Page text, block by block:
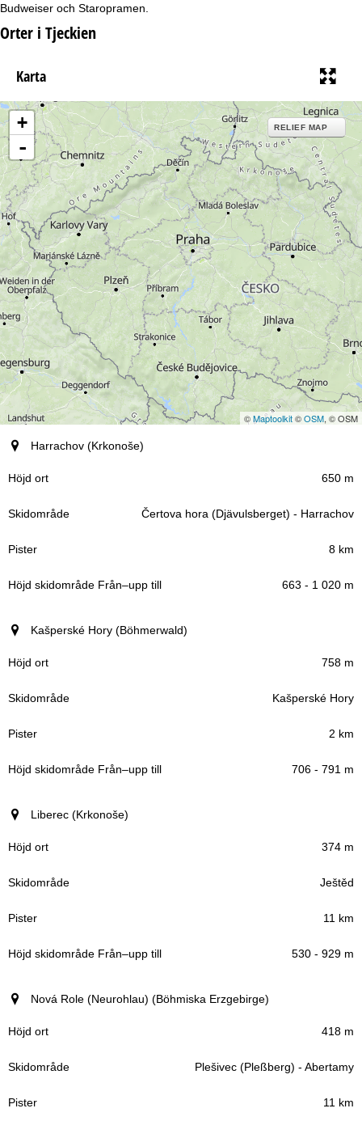
Budweiser och Staropramen.
Orter i Tjeckien
Karta
+
-
RELIEF MAP
©Maptoolkit©OSM, © OSM
Ort (region)
Höjd ort
Höjd skidområde
–upp till
Harrachov (Krkonoše)
650 m
Čertova hora (Djävulsberget) - Harrachov
8 km
663 - 1 020 m
Kašperské Hory (Böhmerwald)
758 m
Kašperské Hory
2 km
706 - 791 m
Liberec (Krkonoše)
374 m
Ještěd
11 km
530 - 929 m
Nová Role (Neurohlau) (Böhmiska Erzgebirge)
418 m
Plešivec (Pleßberg) - Abertamy
11 km